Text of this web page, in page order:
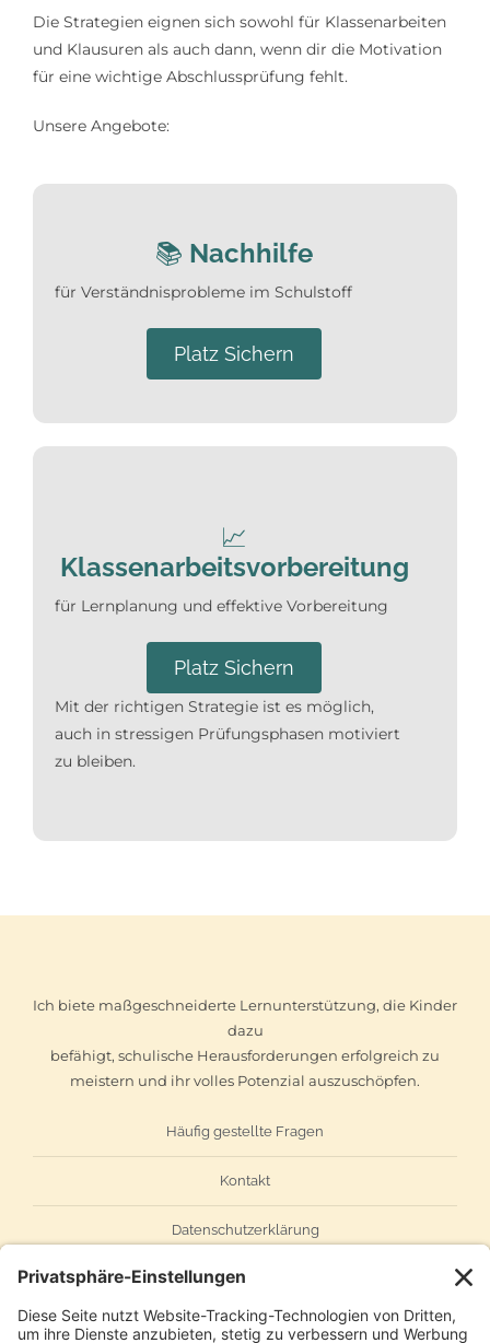
Die Strategien eignen sich sowohl für Klassenarbeiten
und Klausuren als auch dann, wenn dir die Motivation
für eine wichtige Abschlussprüfung fehlt.
Unsere Angebote:
📚 Nachhilfe
für Verständnisprobleme im Schulstoff
Platz Sichern
📈
Klassenarbeitsvorbereitung
für Lernplanung und effektive Vorbereitung
Platz Sichern
Mit der richtigen Strategie ist es möglich,
auch in stressigen Prüfungsphasen motiviert
zu bleiben.
Ich biete maßgeschneiderte Lernunterstützung, die Kinder
dazu
befähigt, schulische Herausforderungen erfolgreich zu
meistern und ihr volles Potenzial auszuschöpfen.
Häufig gestellte Fragen
Kontakt
Datenschutzerklärung
Impressum
AGB